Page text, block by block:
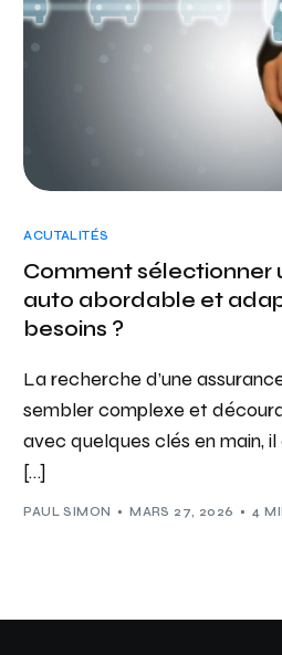
ACUTALITÉS
Comment sélectionner
auto abordable et
besoins ?
La recherche d’une
sembler complexe et
avec quelques clés en main,
[…]
PAUL SIMON MARS 27, 2026 4